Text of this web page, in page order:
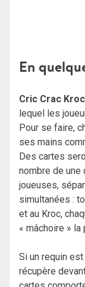
En
Cric Crac Kroc
lequel les
Pour se faire,
ses mains
Des cartes
nombre de une
joueuses,
simultanées :
et au Kroc,
« mâchoire » la
Si un requin
récupère